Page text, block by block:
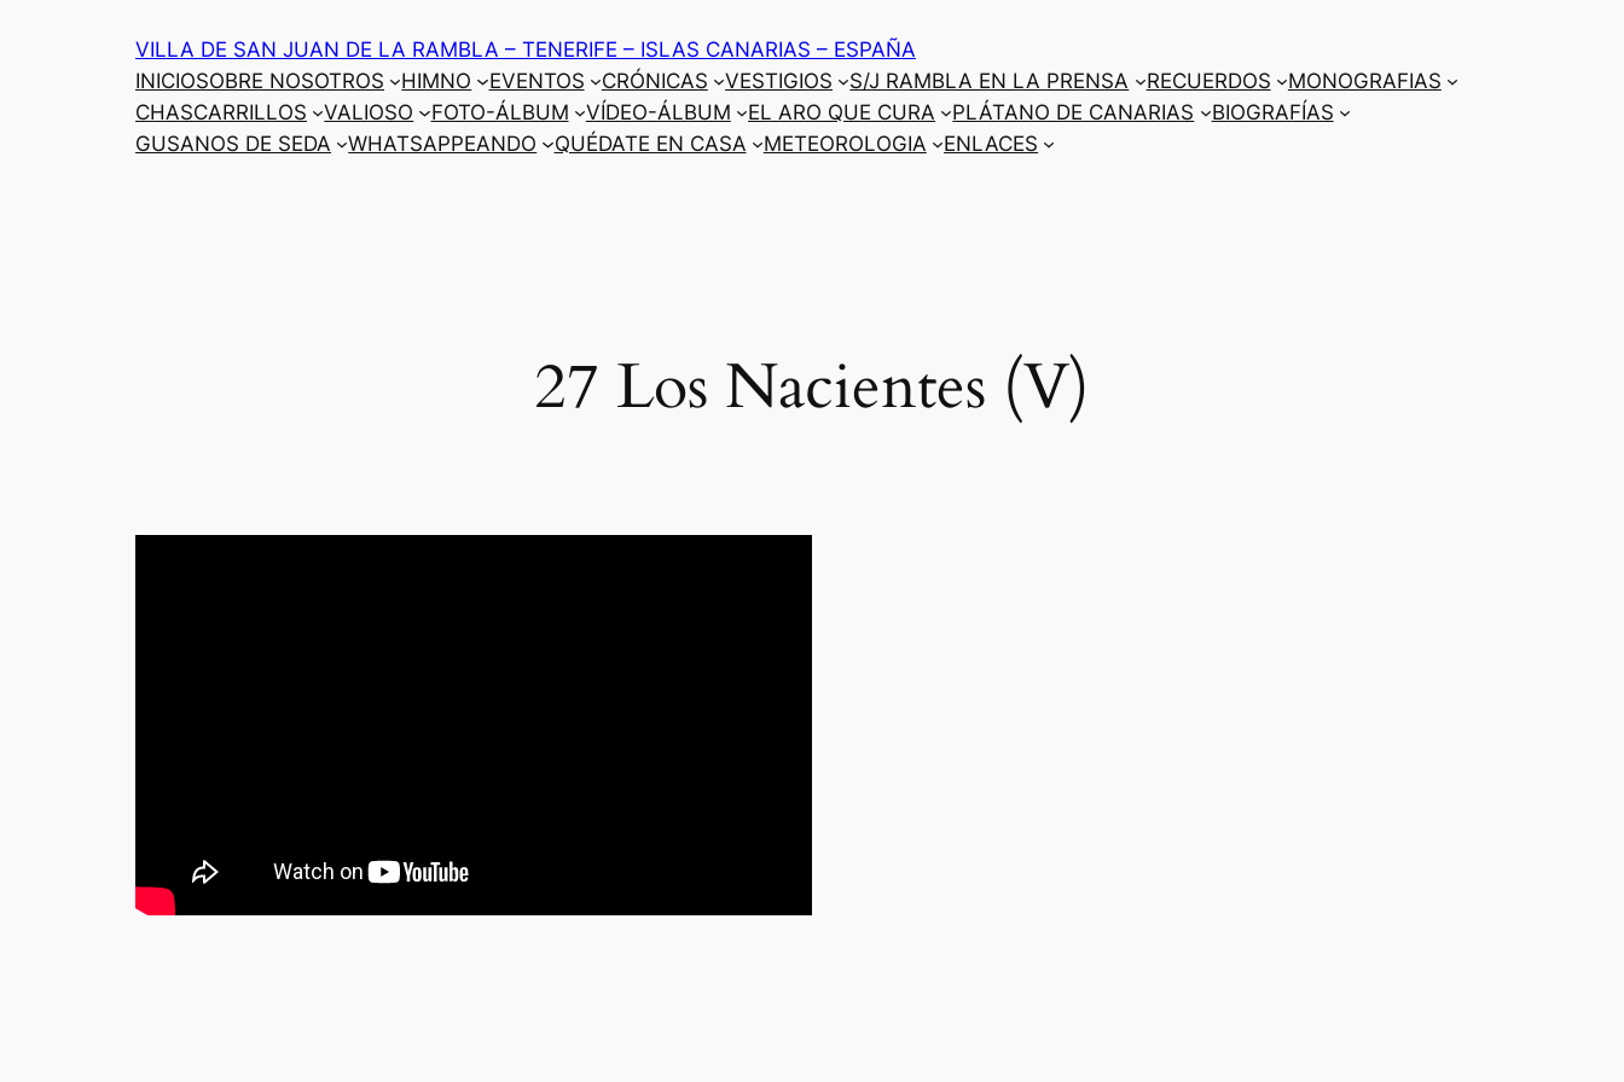
VILLA DE SAN JUAN DE LA RAMBLA – TENERIFE – ISLAS CANARIAS – ESPAÑA
INICIOSOBRE NOSOTROS HIMNO EVENTOS CRÓNICAS VESTIGIOS S/J RAMBLA EN LA PRENSA RECUERDOS
MONOGRAFIAS
CHASCARRILLOS
VALIOSO FOTO-ÁLBUM VÍDEO-ÁLBUM EL ARO QUE CURA PLÁTANO DE CANARIAS
BIOGRAFÍAS
GUSANOS DE SEDA
WHATSAPPEANDO QUÉDATE EN CASA METEOROLOGIA ENLACES
27 Los Nacientes (V)